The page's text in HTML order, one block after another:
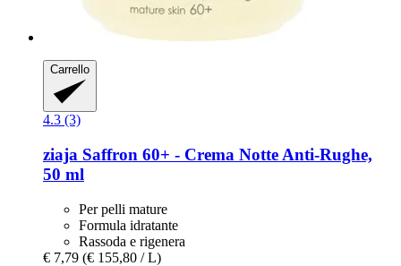
Carrello
4.3 (3)
ziaja Saffron 60+ -​ Crema Notte Anti-​Rughe,
50 ml
Per pelli mature
Formula idratante
Rassoda e rigenera
€ 7,79 (€ 155,80 / L)